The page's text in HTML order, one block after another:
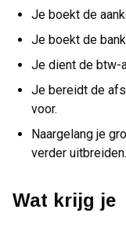
Je boekt de
Je boekt de
Je dient de btw-
Je bereidt de
voor.
Naargelang je
verder uitbreiden.
Wat krijg je